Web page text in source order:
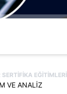
EĞİTİMLERİ
VE ANALİZ